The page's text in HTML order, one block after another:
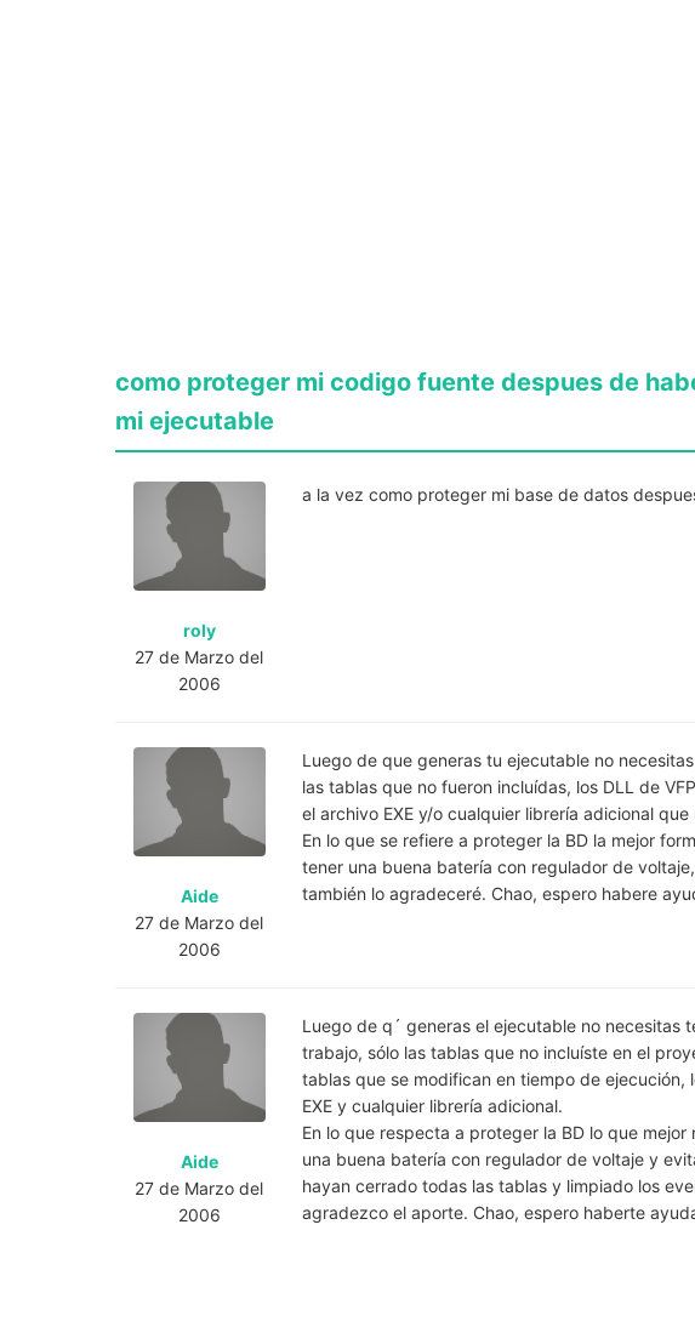
como proteger mi codigo fuente despues de
mi ejecutable
roly
27 de Marzo del
2006
a la vez como proteger mi base de datos
Aide
27 de Marzo del
2006
Luego de que generas tu ejecutable no
las tablas que no fueron incluídas, los DLL de
el archivo EXE y/o cualquier librería adicional que
En lo que se refiere a proteger la BD la mejor
tener una buena batería con regulador de
también lo agradeceré. Chao, espero habere
Aide
27 de Marzo del
2006
Luego de q´ generas el ejecutable no necesitas
trabajo, sólo las tablas que no incluíste en el
tablas que se modifican en tiempo de ejecución,
EXE y cualquier librería adicional.
En lo que respecta a proteger la BD lo que
una buena batería con regulador de voltaje y
hayan cerrado todas las tablas y limpiado los
agradezco el aporte. Chao, espero haberte